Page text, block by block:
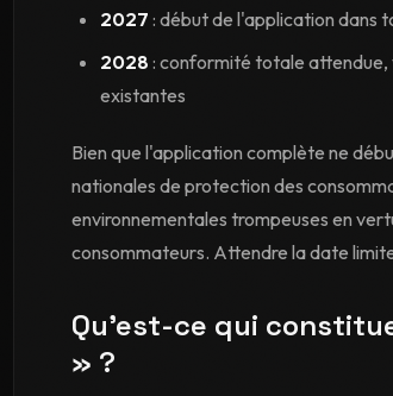
2027 : début de l'application dans
2028 : conformité totale attendue,
existantes
Bien que l'application complète ne
nationales de protection des
environnementales trompeuses en
consommateurs. Attendre la date
Qu'est-ce qui
» ?